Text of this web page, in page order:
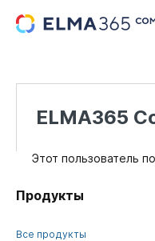
...
ELMA365
Этот пользователь
Продукты
Все продукты